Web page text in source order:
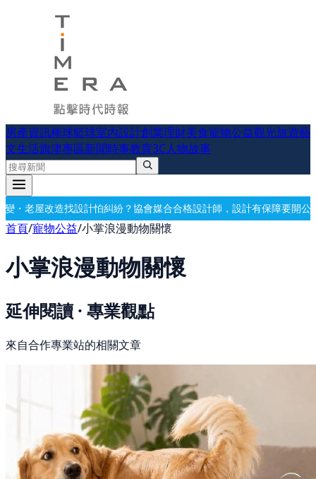
房產資訊棒球籃球室內設計創業理財美食寵物公益觀光旅遊藝
文生活旗津專區新聞時事教育3C人物故事
怕糾紛？協會媒合合格設計師，設計有保障要開公司？借址登記・公
首頁/寵物公益/小掌浪漫動物關懷
小掌浪漫動物關懷
延伸閱讀 · 專業觀點
來自合作專業站的相關文章